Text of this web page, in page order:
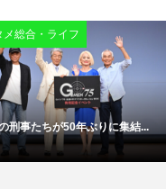
画
先に救いがある」椎名零監...